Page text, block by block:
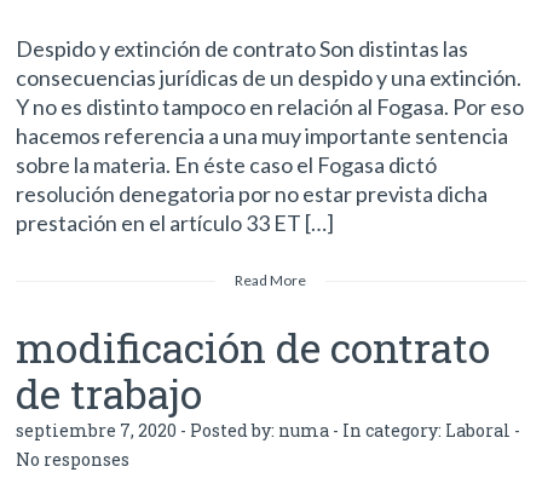
Despido y extinción de contrato Son distintas las
consecuencias jurídicas de un despido y una extinción.
Y no es distinto tampoco en relación al Fogasa. Por eso
hacemos referencia a una muy importante sentencia
sobre la materia. En éste caso el Fogasa dictó
resolución denegatoria por no estar prevista dicha
prestación en el artículo 33 ET […]
Read More
modificación de contrato
de trabajo
septiembre 7, 2020 - Posted by: numa - In category: Laboral -
No responses